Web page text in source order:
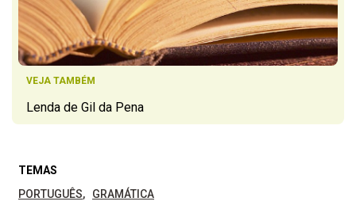
VEJA TAMBÉM
Lenda de Gil da Pena
TEMAS
PORTUGUÊS
GRAMÁTICA